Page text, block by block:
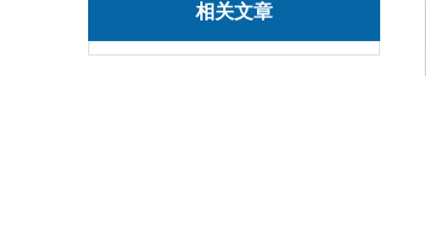
相关文章